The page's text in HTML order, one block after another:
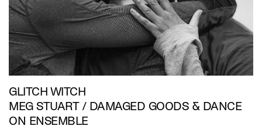
GLITCH WITCH
MEG STUART / DAMAGED GOODS & DANCE
ON ENSEMBLE